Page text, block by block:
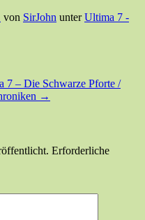
von SirJohn unterUltima 7 -
7 – Die Schwarze Pforte /
→
Erforderliche